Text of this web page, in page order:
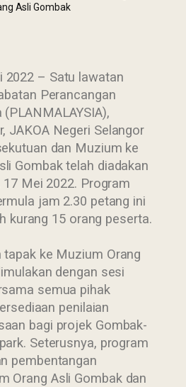
Asli Gombak
2022 – Satu lawatan
Perancangan
JAKOA Negeri Selangor
dan Muzium ke
Gombak telah diadakan
17 Mei 2022. Program
jam 2.30 petang ini
kurang 15 orang peserta.
ke Muzium Orang
dengan sesi
semua pihak
penilaian
bagi projek Gombak-
Seterusnya, program
pembentangan
Orang Asli Gombak dan